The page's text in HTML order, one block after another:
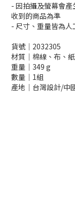
- 因拍攝及螢幕會
收到的商品為準
- 尺寸、重量皆為
貨號│2032305
材質│棉線、布、
重量│349 g
數量│1組
產地│台灣設計/中